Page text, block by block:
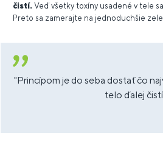
čistí. Veď všetky toxíny usadené v tele
Preto sa zamerajte na jednoduchšie
"Princípom je do seba dostať čo
telo ďalej